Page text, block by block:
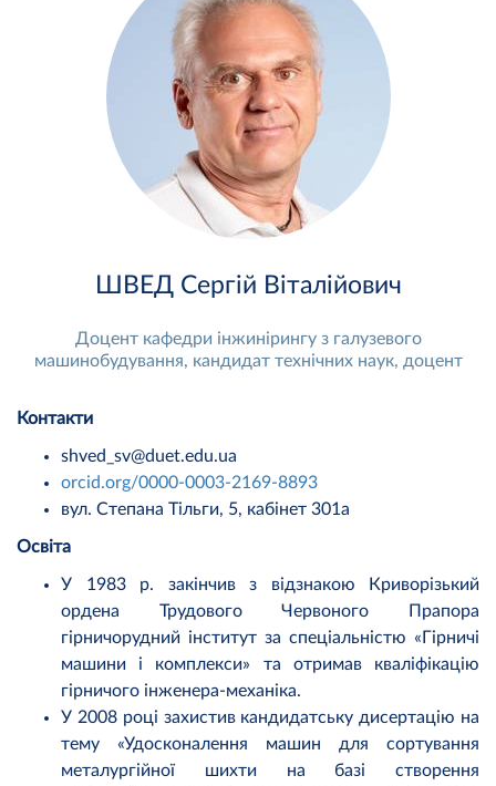
ШВЕД Сергій Віталійович
Доцент кафедри інжинірингу з галузевого
машинобудування, кандидат технічних наук, доцент
Контакти
shved_sv@duet.edu.ua
orcid.org/0000-0003-2169-8893
вул. Степана Тільги, 5, кабінет 301а
Освіта
У 1983 р. закінчив з відзнакою Криворізький
ордена Трудового Червоного Прапора
гірничорудний інститут за спеціальністю «Гірничі
машини і комплекси» та отримав кваліфікацію
гірничого інженера-механіка.
У 2008 році захистив кандидатську дисертацію на
тему «Удосконалення машин для сортування
металургійної шихти на базі створення